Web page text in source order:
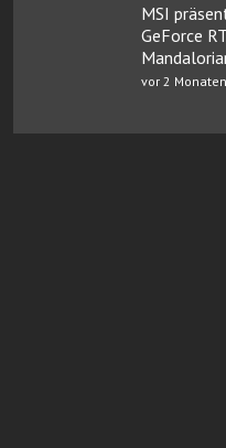
MSI
GeForce
vor 2 Monaten